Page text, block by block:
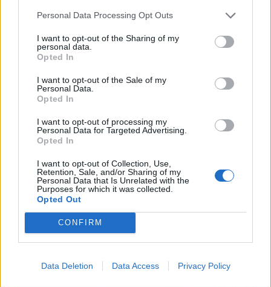
Personal Data Processing Opt Outs
I want to opt-out of the Sharing of my
personal data.
Opted In
I want to opt-out of the Sale of my
Personal Data.
Opted In
I want to opt-out of processing my
Personal Data for Targeted Advertising.
Opted In
I want to opt-out of Collection, Use,
Retention, Sale, and/or Sharing of my
Personal Data that Is Unrelated with the
Purposes for which it was collected.
Opted Out
CONFIRM
Data Deletion Data Access Privacy Policy
Разкриха мащабна корупционна схема
при строителството на пътища в
Германия